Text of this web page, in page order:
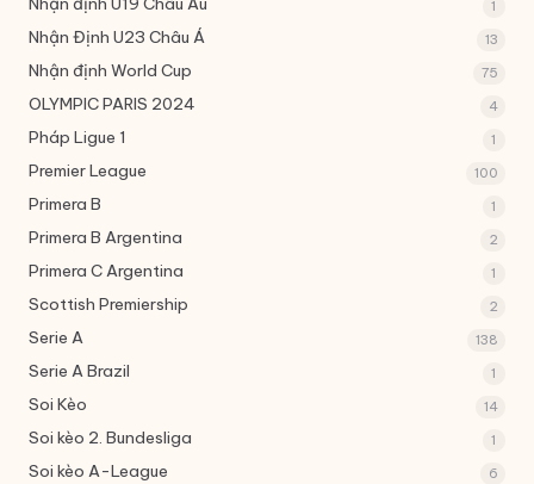
1
Nhận Định U23 Châu Á 13
Nhận định World Cup 75
OLYMPIC PARIS 2024 4
Pháp Ligue 1 1
Premier League 100
Primera B 1
Primera B Argentina 2
Primera C Argentina 1
Scottish Premiership 2
Serie A 138
Serie A Brazil 1
Soi Kèo 14
Soi kèo 2. Bundesliga 1
Soi kèo A-League 6